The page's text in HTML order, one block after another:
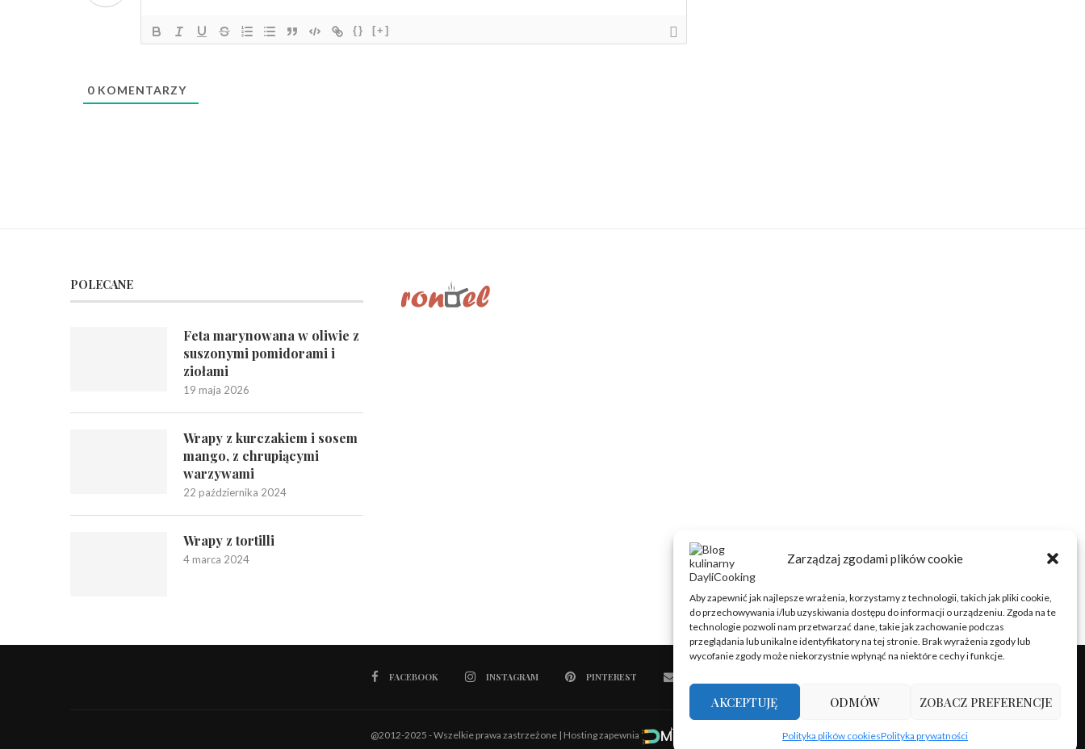
Zarządzaj zgodami plików cookie
Aby zapewnić jak najlepsze wrażenia, korzystamy z technologii, takich jak pliki cookie,
do przechowywania i/lub uzyskiwania dostępu do informacji o urządzeniu. Zgoda na te
technologie pozwoli nam przetwarzać dane, takie jak zachowanie podczas
przeglądania lub unikalne identyfikatory na tej stronie. Brak wyrażenia zgody lub
wycofanie zgody może niekorzystnie wpłynąć na niektóre cechy i funkcje.
AKCEPTUJĘ ODMÓW ZOBACZ PREFERENCJE
Polityka plików cookiesPolityka prywatności
{} [+]
0KOMENTARZY
POLECANE
Feta marynowana w oliwie z
suszonymi pomidorami i
ziołami
19 maja 2026
Wrapy z kurczakiem i sosem
mango, z chrupiącymi
warzywami
22 października 2024
Wrapy z tortilli
4 marca 2024
FACEBOOK INSTAGRAM PINTEREST
@2012-2025 - Wszelkie prawa zastrzeżone | Hosting zapewnia